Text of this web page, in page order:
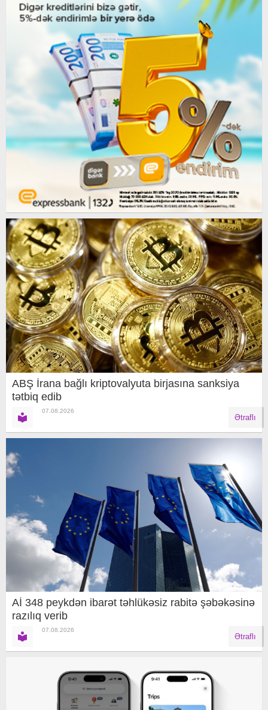
ABŞ İrana bağlı kriptovalyuta birjasına sanksiya
tətbiq edib
07.08.2026
Ətraflı
Aİ 348 peykdən ibarət təhlükəsiz rabitə şəbəkəsinə
razılıq verib
07.08.2026
Ətraflı